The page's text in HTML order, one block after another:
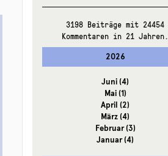
3198 Beiträge mit 24454
Kommentaren in 21 Jahren.
2026
Juni(4)
Mai(1)
April (2)
März(4)
Februar(3)
Januar(4)